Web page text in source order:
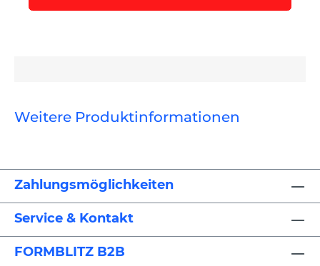
Weitere Produktinformationen
Zahlungsmöglichkeiten
Service & Kontakt
FORMBLITZ B2B